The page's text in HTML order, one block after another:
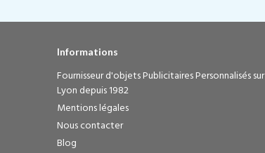
Informations
Fournisseur d'objets Publicitaires Personnalisés sur
Lyon depuis 1982
Mentions légales
Nous contacter
Blog